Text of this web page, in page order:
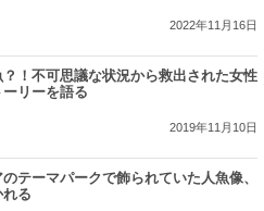
2022年11月16日
！不可思議な状況から救出された女性
リーを語る
2019年11月10日
テーマパークで飾られていた人魚像、
る